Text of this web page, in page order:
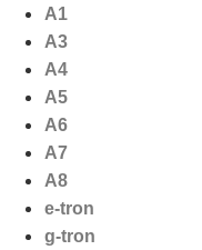
naar
inhoud
A1
A3
A4
A5
A6
A7
A8
e-tron
g-tron